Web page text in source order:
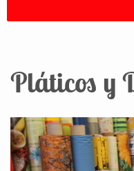
Pláticos y